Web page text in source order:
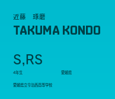
近藤 琢磨
TAKUMA KONDO
S,RS
4年生 愛媛県
愛媛県立今治西高等学校